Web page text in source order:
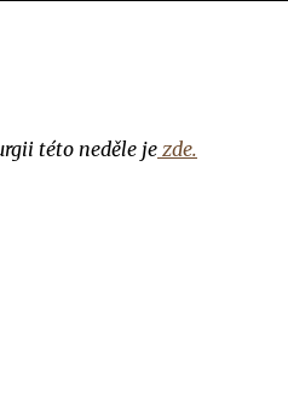
této neděle jezde.